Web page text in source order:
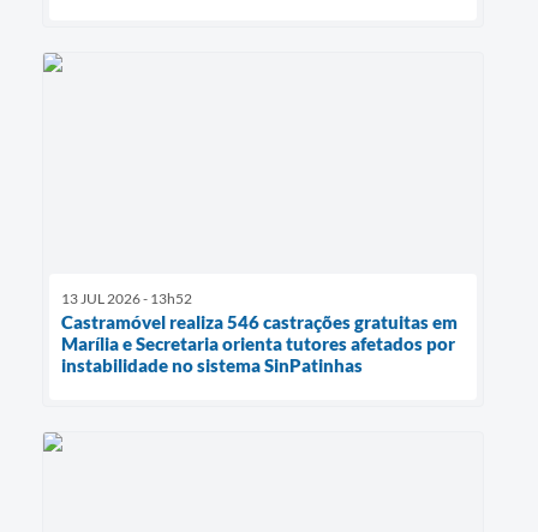
13 JUL 2026 - 13h52
Castramóvel realiza 546 castrações gratuitas em
Marília e Secretaria orienta tutores afetados por
instabilidade no sistema SinPatinhas